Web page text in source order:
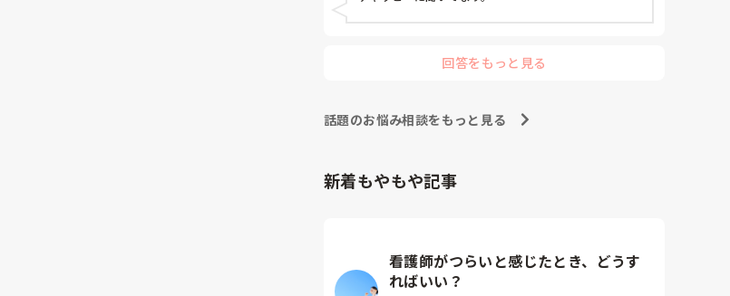
HCU, その他の科, ママナース, 外来, 神経内科, 脳神経外科,
回答をもっと見る
話題のお悩み相談をもっと見る
新着もやもや記事
看護師がつらいと感じたとき、どうす
ればいい？